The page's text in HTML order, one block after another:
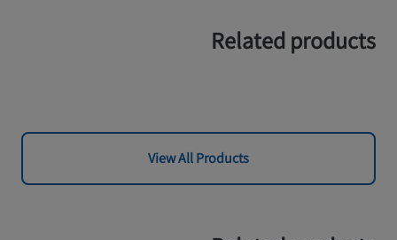
Related products
View All Products